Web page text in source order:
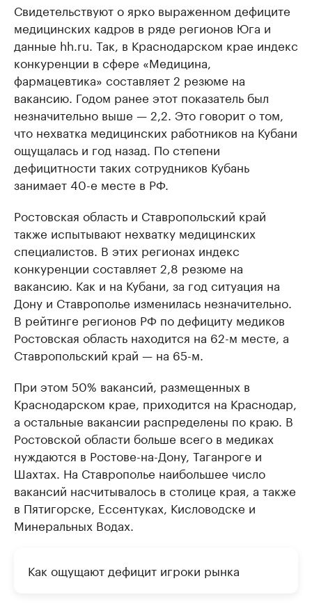
Свидетельствуют о ярко выраженном дефиците
медицинских кадров в ряде регионов Юга и
данные hh.ru. Так, в Краснодарском крае индекс
конкуренции в сфере «Медицина,
фармацевтика» составляет 2 резюме на
вакансию. Годом ранее этот показатель был
незначительно выше — 2,2. Это говорит о том,
что нехватка медицинских работников на Кубани
ощущалась и год назад. По степени
дефицитности таких сотрудников Кубань
занимает 40-е месте в РФ.
Ростовская область и Ставропольский край
также испытывают нехватку медицинских
специалистов. В этих регионах индекс
конкуренции составляет 2,8 резюме на
вакансию. Как и на Кубани, за год ситуация на
Дону и Ставрополье изменилась незначительно.
В рейтинге регионов РФ по дефициту медиков
Ростовская область находится на 62-м месте, а
Ставропольский край — на 65-м.
При этом 50% вакансий, размещенных в
Краснодарском крае, приходится на Краснодар,
а остальные вакансии распределены по краю. В
Ростовской области больше всего в медиках
нуждаются в Ростове-на-Дону, Таганроге и
Шахтах. На Ставрополье наибольшее число
вакансий насчитывалось в столице края, а также
в Пятигорске, Ессентуках, Кисловодске и
Минеральных Водах.
Как ощущают дефицит игроки рынка